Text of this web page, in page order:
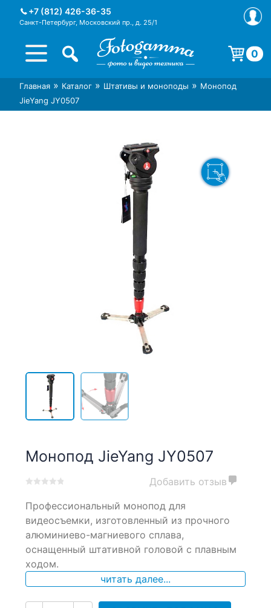
+7 (812) 426-36-35
Санкт-Петербург, Московский пр., д. 25/1
Интернет-магазин фототехники
Магазин фотоаксессуаров foto-
0
Корзина пуста.
Главная » Каталог » Штативы и моноподы » Монопод
JieYang JY0507
Монопод JieYang JY0507
out
based
on
customer
ratings
Добавить отзыв
Профессиональный монопод для
видеосъемки, изготовленный из прочного
алюминиево-магниевого сплава,
оснащенный штативной головой с плавным
ходом.
читать далее...